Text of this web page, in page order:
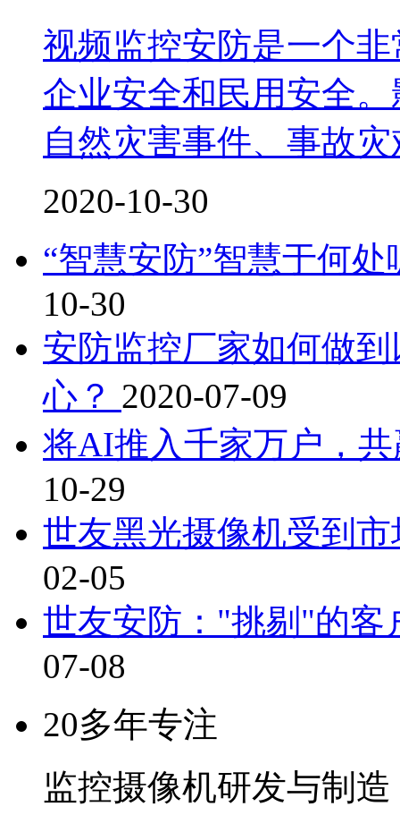
视频监控安防是一个
企业安全和民用安全
自然灾害事件、事故
2020-10-30
“智慧安防”智慧于何
10-30
安防监控厂家如何做
心？ 2020-07-09
将AI推入千家万户，
10-29
世友黑光摄像机受到
02-05
世友安防："挑剔"的
07-08
20多年专注
监控摄像机研发与制造